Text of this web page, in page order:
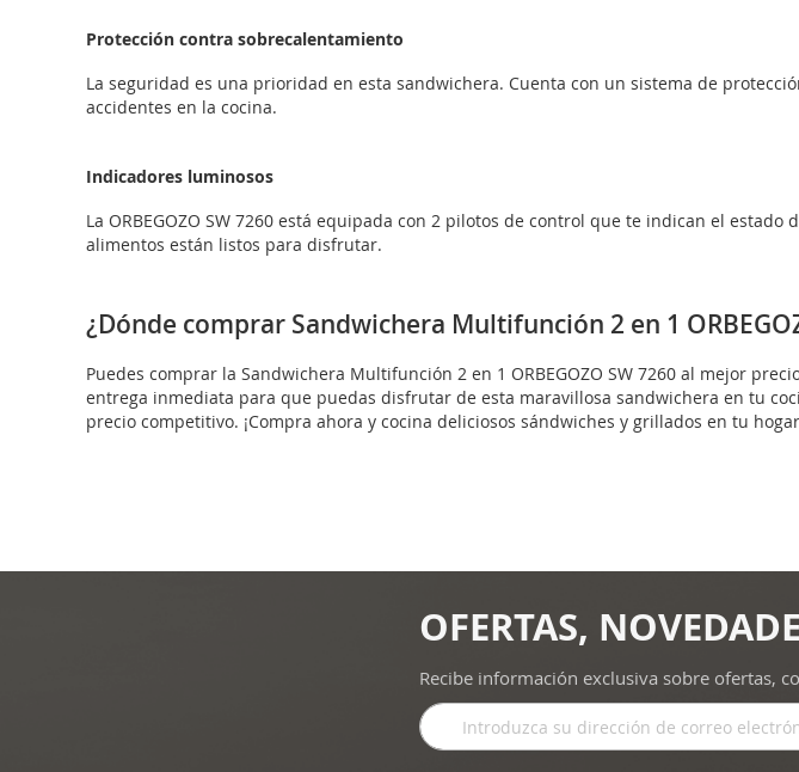
Protección contra sobrecalentamiento
La seguridad es una prioridad en esta sandwichera. Cuenta con un sistema de
accidentes en la cocina.
Indicadores luminosos
La ORBEGOZO SW 7260 está equipada con 2 pilotos de control que te indican el
alimentos están listos para disfrutar.
¿Dónde comprar Sandwichera Multifunción 2 en 1
Puedes comprar la Sandwichera Multifunción 2 en 1 ORBEGOZO SW 7260 al mejor
entrega inmediata para que puedas disfrutar de esta maravillosa sandwichera en tu
precio competitivo. ¡Compra ahora y cocina deliciosos sándwiches y grillados en tu
OFERTAS,
Recibe información exclusiva sobre ofertas,
Inscríbase
a